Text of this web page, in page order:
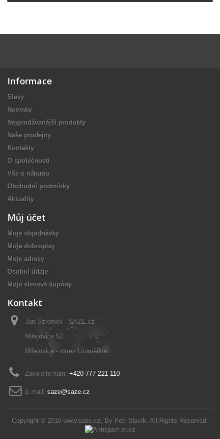
Informace
Slevy
Novinky
Nejprodávanější produkty
Naše prodejny
Kontakty
O společnosti
Vše o nákupu
Obchodní podmínky
Aktuality
Copyright © 2016 www.saze.cz, By Petr Slavík. All Rights Reserved.
Můj účet
Moje objednávky
Moje dobropisy
Moje adresy
Osobní údaje
Moje slevové kupóny
Kontakt
Jan Szromek - SAZE.cz
Miřejovice 52
Miřejovice - okres Litoměřice
Zavolejte nám: +420 777 221 110
E-mail: saze@saze.cz